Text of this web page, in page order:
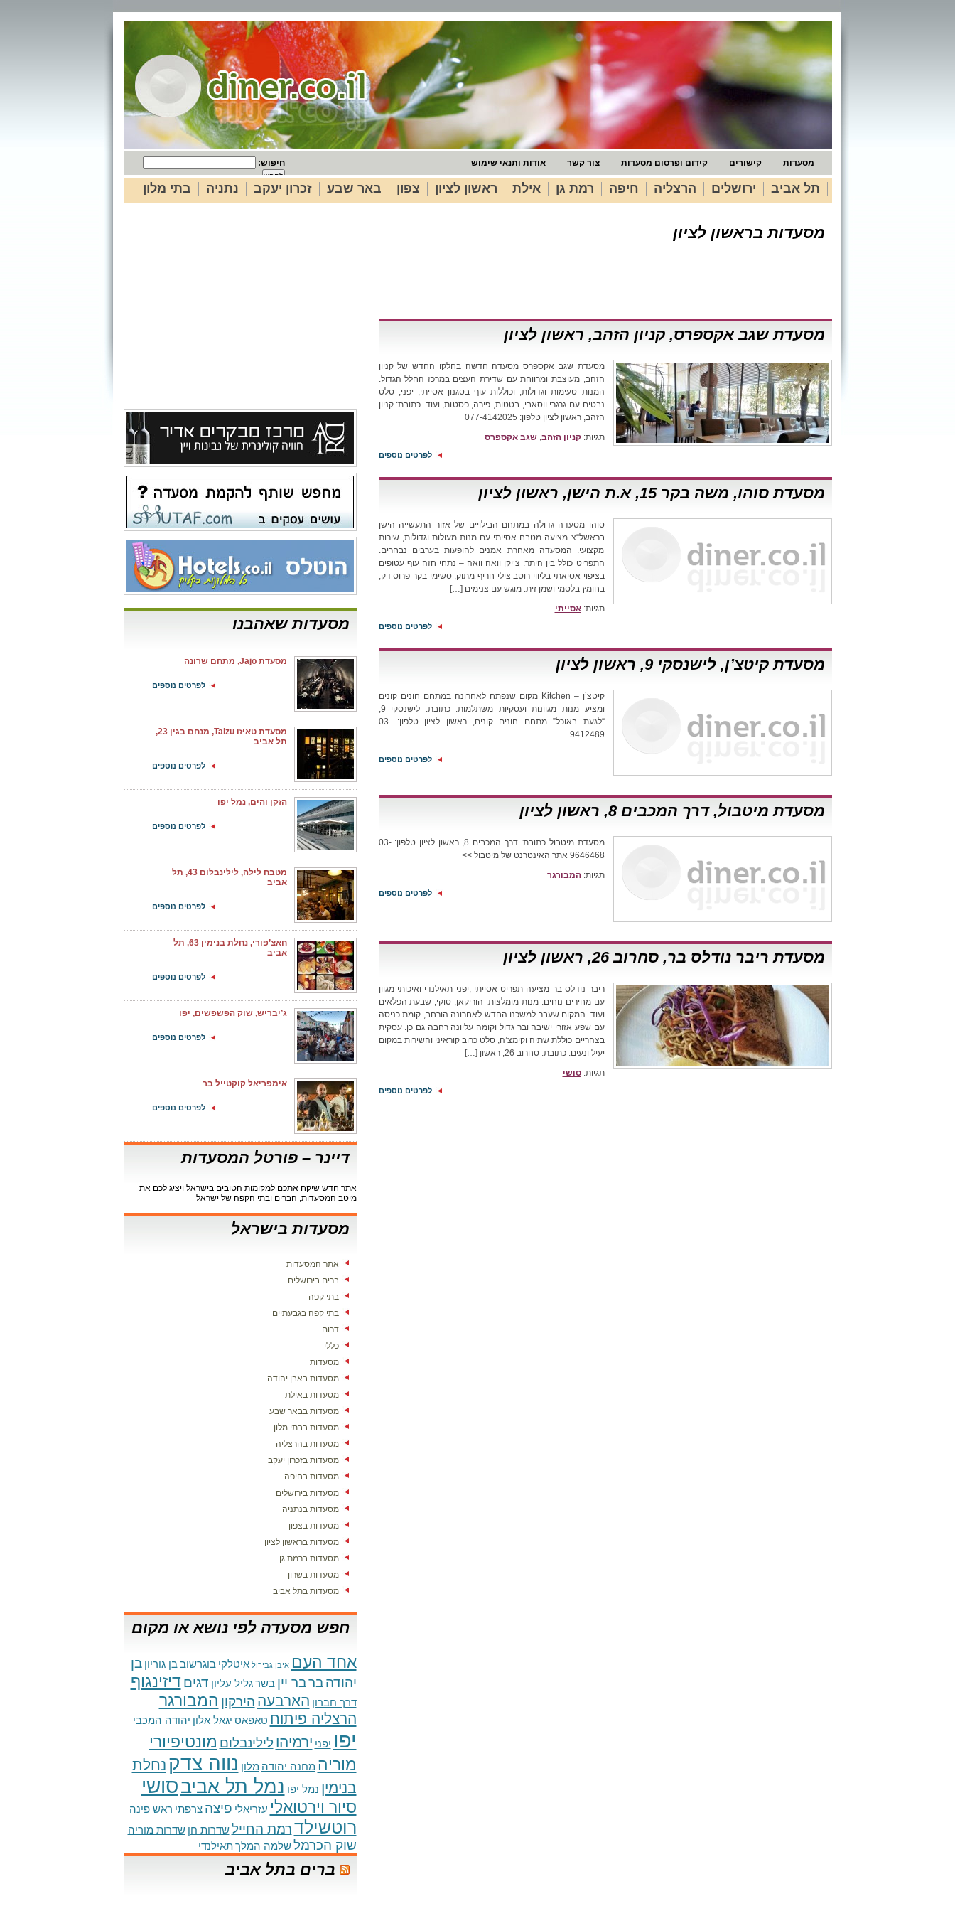
חיפוש: מסעדות קישורים קידום ופרסום מסעדות צור קשר אודות ותנאי שימוש
תל אביב ירושלים הרצליה חיפה רמת גן אילת ראשון לציון צפון באר שבע זכרון יעקב נתניה בתי מלון
מסעדות בראשון לציון
מסעדת שגב אקספרס, קניון הזהב, ראשון לציון
מסעדת שגב אקספרס מסעדה חדשה בחלקו החדש של קניון
הזהב, מעוצבת ומרווחת עם שדירת העצים במרכז החלל הגדול.
המנות טעימות וגדולות, וכוללות עוף בסגנון אסייתי, יפני, סלט
נבטים עם גרגרי ווסאבי, בטטות, פירה, פסטות, ועוד. כתובת: קניון
הזהב, ראשון לציון טלפון: 077-4142025
תגיות:קניון הזהב,שגב אקספרס
לפרטים נוספים
מסעדת סוהו, משה בקר ‭,15‬ א.ת הישן, ראשון לציון ‬
סוהו מסעדה גדולה במתחם הבילויים של אזור התעשייה הישן
בראשל“צ מציעה מטבח אסייתי עם מנות מעולות וגדולות, שירות
מקצועי. המסעדה מאחרת אמנים להופעות בערבים נבחרים.
התפריט כולל בין היתר: צ’יקן וואה וואה – נתחי חזה עוף עטופים
בציפוי אסיאתי בליווי רוטב צילי חריף מתוק, סשימי בקר פרוס דק,
בחומץ בלסמי ושמן זית. מוגש עם צנימים […]
תגיות:אסייתי
לפרטים נוספים
מסעדת קיטצ’ן, לישנסקי 9, ראשון לציון
קיטצ’ן – Kitchen מקום שנפתח לאחרונה במתחם חונים קונים
ומציע מנות מגוונות ועסקיות משתלמות. כתובת: לישנסקי 9,
“לגעת באוכל” מתחם חונים קונים, ראשון לציון טלפון: 03-
9412489
לפרטים נוספים
מסעדת מיטבול, דרך המכבים 8, ראשון לציון
מסעדת מיטבול כתובת: דרך המכבים 8, ראשון לציון טלפון: 03-
9646468 אתר האינטרנט של מיטבול >>
תגיות:המבורגר
לפרטים נוספים
מסעדת ריבר נודלס בר, סחרוב 26, ראשון לציון
ריבר נודלס בר מציעה תפריט אסייתי ,יפני תאילנדי ואיכותי מגוון
עם מחירים נוחים. מנות מומלצות: הוריקאן, סוקי, שבעת הפלאים
ועוד. המקום שעבר למשכנו החדש לאחרונה הורחב, קומת כניסה
עם שפע אזורי ישיבה ובר גדול וקומה עליונה רחבה גם כן. עסקית
בצהריים כוללת שתיה וקימצ’ה, סלט כרוב קוראיני והשירות במקום
יעיל ונעים. כתובת: סחרוב 26, ראשון […]
תגיות:סושי
לפרטים נוספים
מסעדות שאהבנו
מסעדת Jajo, מתחם שרונה
לפרטים נוספים
מסעדת טאיזו Taizu, מנחם בגין 23,
תל אביב
לפרטים נוספים
הזקן והים, נמל יפו
לפרטים נוספים
מטבח לילה, לילינבלום 43, תל
אביב
לפרטים נוספים
חאצ’פורי, נחלת בנימין 63, תל
אביב
לפרטים נוספים
ג’יבריש, שוק הפשפשים, יפו
לפרטים נוספים
אימפריאל קוקטייל בר
לפרטים נוספים
דיינר – פורטל המסעדות
אתר חדש שיקח אתכם למקומות הטובים בישראל ויציג לכם את
מיטב המסעדות, הברים ובתי הקפה של ישראל
מסעדות בישראל
אתר המסעדות
ברים בירושלים
בתי קפה
בתי קפה בגבעתיים
דרום
כללי
מסעדות
מסעדות באבן יהודה
מסעדות באילת
מסעדות בבאר שבע
מסעדות בבתי מלון
מסעדות בהרצליה
מסעדות בזכרון יעקב
מסעדות בחיפה
מסעדות בירושלים
מסעדות בנתניה
מסעדות בצפון
מסעדות בראשון לציון
מסעדות ברמת גן
מסעדות בשרון
מסעדות בתל אביב
חפש מסעדה לפי נושא או מקום
אחד העם איבן גבירול איטלקי בוגרשוב בן גוריון בן
יהודה ברבר יין בשר גליל עליון דגים דיזינגוף
דרך חברון הארבעה הירקון המבורגר
הרצליה פיתוח טאפאס יגאל אלון יהודה המכבי
יפו יפני ירמיהו לילינבלום מונטיפיורי
מוריה מחנה יהודה מלון נווה צדק נחלת
בנימין נמל יפו נמל תל אביבסושי
סיור וירטואלי עזריאלי פיצה צרפתי ראש פינה
רוטשילדרמת החייל שדרות חן שדרות מוריה
שוק הכרמל שלמה המלך תאילנדי
ברים בתל אביב